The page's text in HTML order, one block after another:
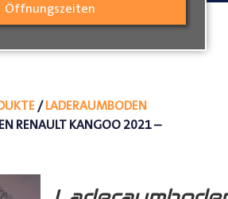
Öffnungszeiten
/LADERAUMBODEN
RENAULT KANGOO 2021 –